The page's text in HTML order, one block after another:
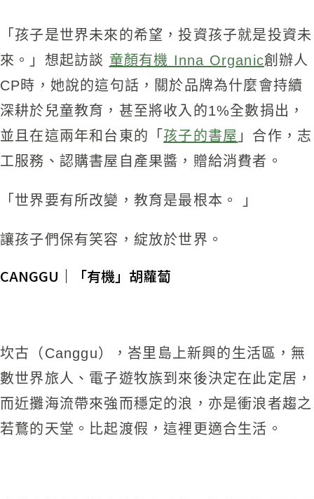
「孩子是世界未來的希望，投資孩子就是投資未
來。」想起訪談 童顏有機 Inna Organic創辦人
CP時，她說的這句話，關於品牌為什麼會持續
深耕於兒童教育，甚至將收入的1%全數捐出，
並且在這兩年和台東的「 孩子的書屋 」合作，志
工服務、認購書屋自產果醬，贈給消費者。
「世界要有所改變，教育是最根本。 」
讓孩子們保有笑容，綻放於世界。
CANGGU｜「有機」胡蘿蔔
坎古（Canggu），峇里島上新興的生活區，無
數世界旅人、電子遊牧族到來後決定在此定居，
而近攤海流帶來強而穩定的浪，亦是衝浪者趨之
若鶩的天堂。比起渡假，這裡更適合生活。